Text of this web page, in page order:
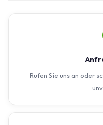
Rufen Sie uns an oder